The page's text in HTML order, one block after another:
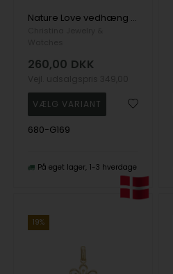
Nature Love vedhæng og halskæde i Forgyldt sterling sølv fra Christina Jewelry
260,00 DKK
680-G169
På eget lager 1-3 hverdage
19%